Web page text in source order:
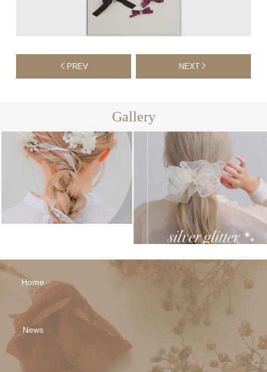
PREV NEXT
Gallery
Home
News